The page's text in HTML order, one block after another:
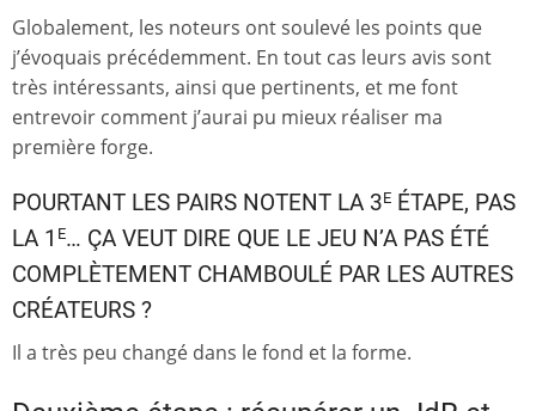
Globalement, les noteurs ont soulevé les points que
j’évoquais précédemment. En tout cas leurs avis sont
très intéressants, ainsi que pertinents, et me font
entrevoir comment j’aurai pu mieux réaliser ma
première forge.
POURTANT LES PAIRS NOTENT LA 3E ÉTAPE, PAS
LA 1 E… ÇA VEUT DIRE QUE LE JEU N’A PAS ÉTÉ
COMPLÈTEMENT CHAMBOULÉ PAR LES AUTRES
CRÉATEURS ?
Il a très peu changé dans le fond et la forme.